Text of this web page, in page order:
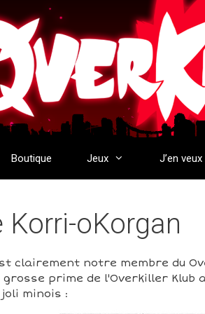
Boutique Jeux J’en
Korri-oKorgan
clairement notre membre du
prime de l'Overkiller Klub
minois :